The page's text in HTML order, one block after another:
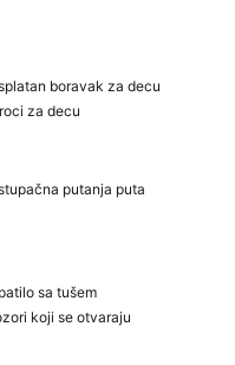
boravak za decu
za decu
putanja puta
sa tušem
koji se otvaraju